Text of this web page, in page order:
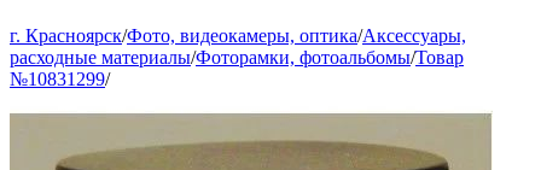
г. Красноярск/Фото, видеокамеры, оптика/Аксессуары,
расходные материалы/Фоторамки, фотоальбомы/Товар
№10831299/